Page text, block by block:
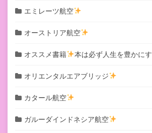
エミレーツ航空
オーストリア航空
オススメ書籍 本は必ず人生を豊かに
オリエンタルエアブリッジ
カタール航空
ガルーダインドネシア航空